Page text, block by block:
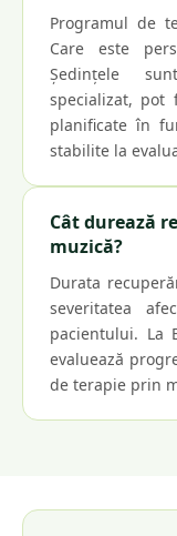
Programul de
Care este
Ședințele
specializat,
planificate în
stabilite la
Cât durează
muzică?
Durata
severitatea
pacientului. La
evaluează
de terapie prin